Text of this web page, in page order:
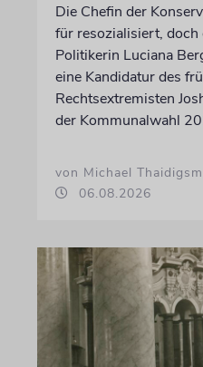
Die Chefin der
für resozialisiert,
Politikerin Luciana
eine Kandidatur des
Rechtsextremisten
der Kommunalwahl
von Michael
06.08.2026